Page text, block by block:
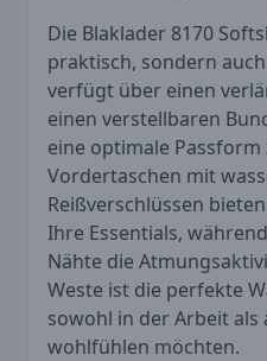
Die Blaklader 8170
praktisch, sondern
verfügt über einen
einen verstellbaren
eine optimale
Vordertaschen mit
Reißverschlüssen
Ihre Essentials,
Nähte die
Weste ist die perfekte
sowohl in der Arbeit als
wohlfühlen möchten.